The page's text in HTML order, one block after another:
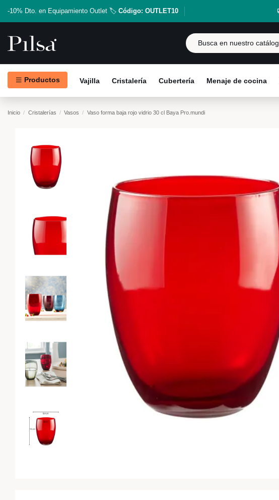
-10% Dto. en Equipamiento Outlet 🏷️ Código: OUTLET10
Productos Vajilla Cristalería Cubertería Menaje de cocina
Inicio Cristalerías Vasos Vaso forma baja rojo vidrio 30 cl Baya Pro.mundi